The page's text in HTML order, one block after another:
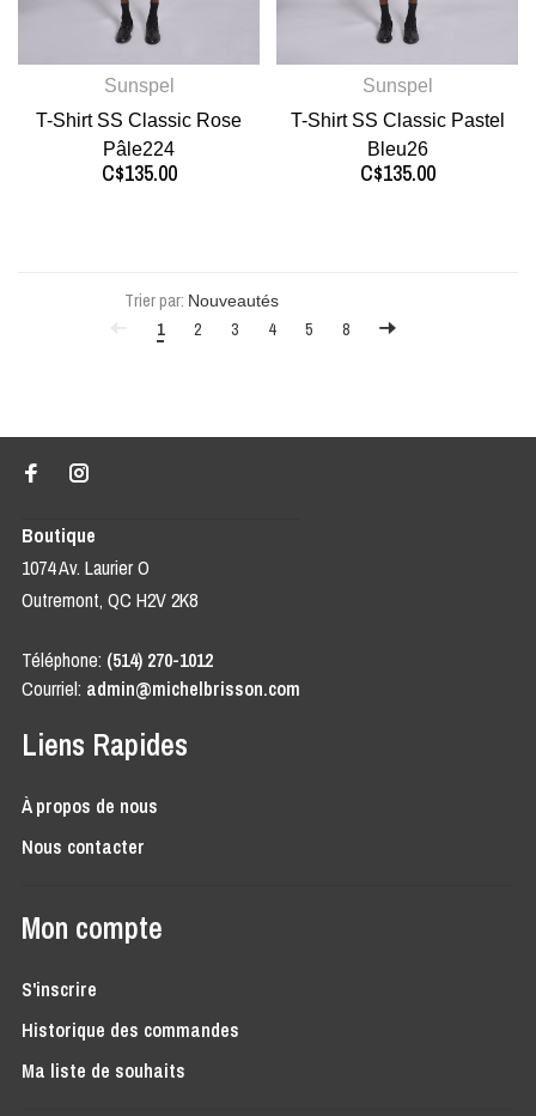
Sunspel
T-Shirt SS Classic Rose
Pâle224
C$135.00
Sunspel
T-Shirt SS Classic Pastel
Bleu26
C$135.00
Trier par:
1
2 3 4 5 8
Boutique
1074 Av. Laurier O
Outremont, QC H2V 2K8
Téléphone: (514) 270-1012
Courriel: admin@michelbrisson.com
Liens Rapides
À propos de nous
Nous contacter
Mon compte
S'inscrire
Historique des commandes
Ma liste de souhaits